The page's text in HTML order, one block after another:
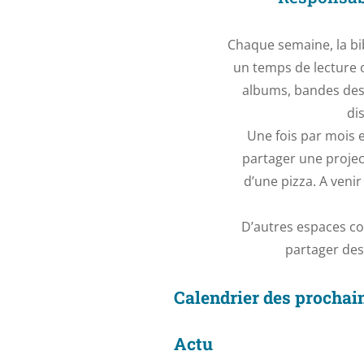
Chaque semaine, la
un temps de lecture
albums, bandes
Une fois par mois
partager une
d’une pizza. A
D’autres espaces
partager
Calendrier des
Actu